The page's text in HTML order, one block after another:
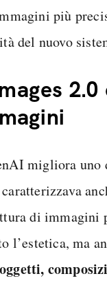
più
del nuovo
migliora
di immagini
l’estetica, ma